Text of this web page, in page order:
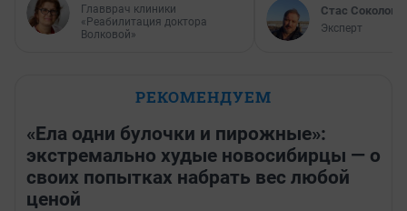
Главврач клиники
«Реабилитация доктора
Волковой»
Стас Соколов
Эксперт
РЕКОМЕНДУЕМ
«Ела одни булочки и пирожные»:
экстремально худые новосибирцы — о
своих попытках набрать вес любой
ценой